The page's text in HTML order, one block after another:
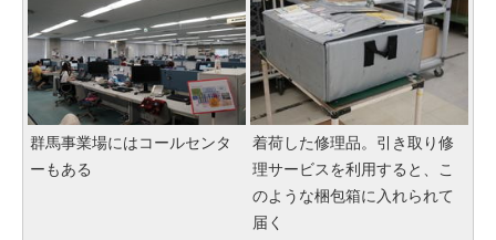
群馬事業場にはコールセンタ
ーもある
着荷した修理品。引き取り修
理サービスを利用すると、こ
のような梱包箱に入れられて
届く